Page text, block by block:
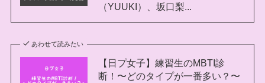
（YUUKI）、坂口梨...
あわせて読みたい
【日プ女子】練習生のMBTI診
断！〜どのタイプが一番多い？〜